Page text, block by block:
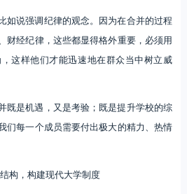
说强调纪律的观念。因为在合并的过程
财经纪律，这些都显得格外重要，必须用
这样他们才能迅速地在群众当中树立威
是机遇，又是考验；既是提升学校的综
们每一个成员需要付出极大的精力、热情
，构建现代大学制度